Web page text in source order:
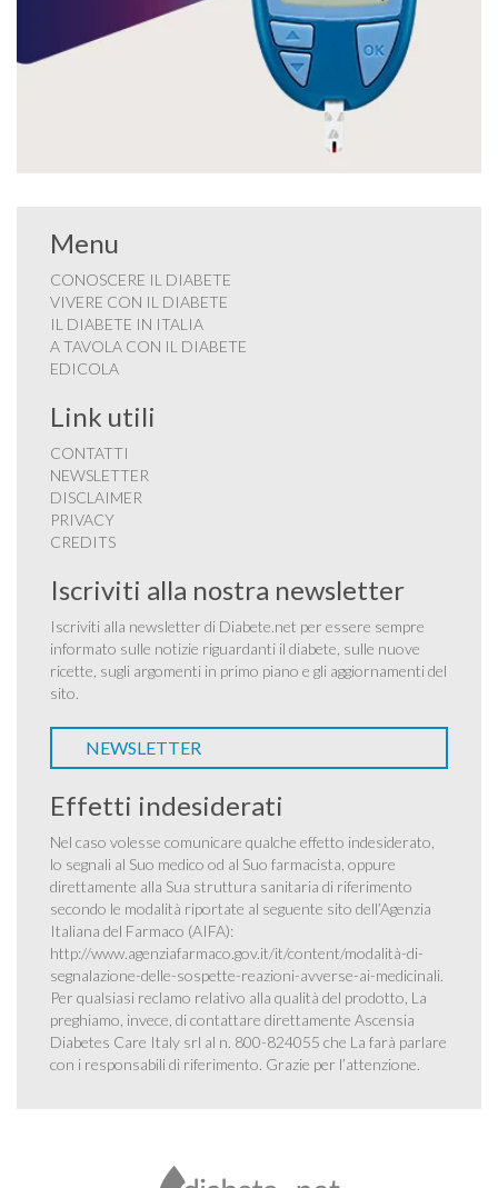
Menu
CONOSCERE IL DIABETE
VIVERE CON IL DIABETE
IL DIABETE IN ITALIA
A TAVOLA CON IL DIABETE
EDICOLA
Link utili
CONTATTI
NEWSLETTER
DISCLAIMER
PRIVACY
CREDITS
Iscriviti alla nostra newsletter
Iscriviti alla newsletter di Diabete.net per essere sempre
informato sulle notizie riguardanti il diabete, sulle nuove
ricette, sugli argomenti in primo piano e gli aggiornamenti del
sito.
NEWSLETTER
Effetti indesiderati
Nel caso volesse comunicare qualche effetto indesiderato,
lo segnali al Suo medico od al Suo farmacista, oppure
direttamente alla Sua struttura sanitaria di riferimento
secondo le modalità riportate al seguente sito dell’Agenzia
Italiana del Farmaco (AIFA):
http://www.agenziafarmaco.gov.it/it/content/modalità-di-
segnalazione-delle-sospette-reazioni-avverse-ai-medicinali.
Per qualsiasi reclamo relativo alla qualità del prodotto, La
preghiamo, invece, di contattare direttamente Ascensia
Diabetes Care Italy srl al n. 800-824055 che La farà parlare
con i responsabili di riferimento. Grazie per l’attenzione.